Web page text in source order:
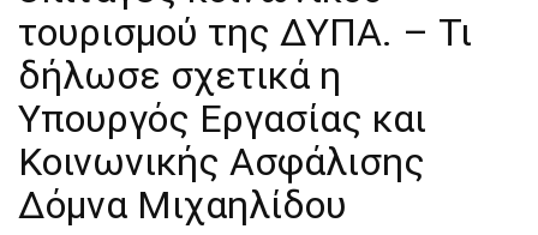
τουρισμού της ΔΥΠΑ. – Τι
δήλωσε σχετικά η
Υπουργός Εργασίας και
Κοινωνικής Ασφάλισης
Δόμνα Μιχαηλίδου